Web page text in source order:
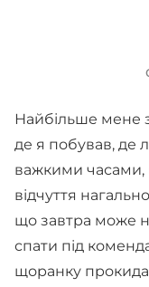
Найбільше мене
де я побував, де
важкими часами,
відчуття
що завтра може
спати під
щоранку